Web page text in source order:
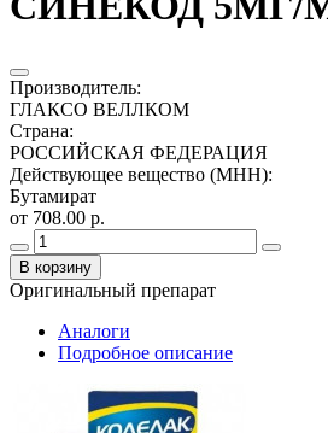
Производитель:
ГЛАКСО ВЕЛЛКОМ
Страна:
РОССИЙСКАЯ ФЕДЕРАЦИЯ
Действующее вещество (МНН):
Бутамират
от 708.00 р.
В корзину
Оригинальный препарат
Аналоги
Подробное описание